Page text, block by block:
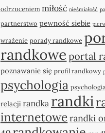
odrzuceniem miłość nieśmiałość
partnerstwo pewność siebie
wrażenie porady randkowe
randkoweportal
poznawanie się profil randkowy
psychologia
relacji randka randki
internetowe randki